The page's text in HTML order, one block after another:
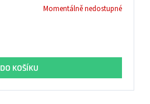
Momentálně nedostupné
DO KOŠÍKU